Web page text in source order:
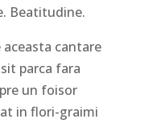
Beatitudine.
cantare
parca fara
un foisor
in flori-graimi